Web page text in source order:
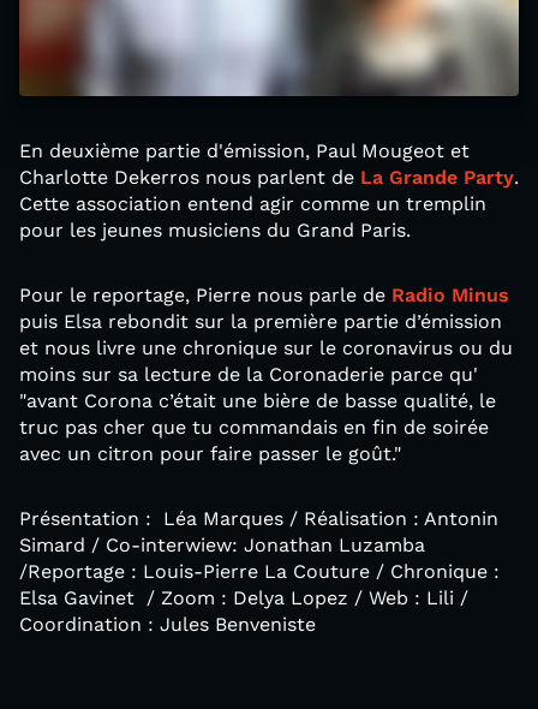
En deuxième partie d'émission, Paul Mougeot et
Charlotte Dekerros nous parlent de La Grande Party.
Cette association entend agir comme un tremplin
pour les jeunes musiciens du Grand Paris.
Pour le reportage, Pierre nous parle de Radio Minus
puis Elsa rebondit sur la première partie d’émission
et nous livre une chronique sur le coronavirus ou du
moins sur sa lecture de la Coronaderie parce qu'
"avant Corona c’était une bière de basse qualité, le
truc pas cher que tu commandais en fin de soirée
avec un citron pour faire passer le goût."
Présentation : Léa Marques / Réalisation : Antonin
Simard / Co-interwiew: Jonathan Luzamba
/Reportage : Louis-Pierre La Couture / Chronique :
Elsa Gavinet / Zoom : Delya Lopez / Web : Lili /
Coordination : Jules Benveniste